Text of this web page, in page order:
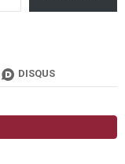
DISQUS